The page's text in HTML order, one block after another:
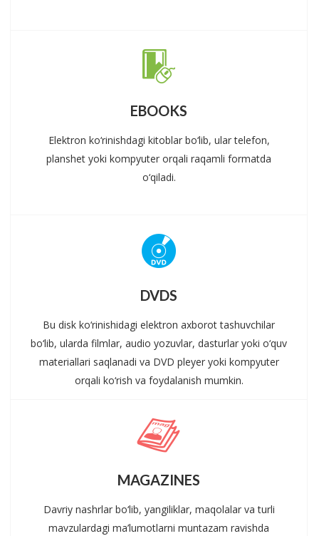
EBOOKS
Elektron ko‘rinishdagi kitoblar bo‘lib, ular telefon,
planshet yoki kompyuter orqali raqamli formatda
o‘qiladi.
DVDS
Bu disk ko‘rinishidagi elektron axborot tashuvchilar
bo‘lib, ularda filmlar, audio yozuvlar, dasturlar yoki o‘quv
materiallari saqlanadi va DVD pleyer yoki kompyuter
orqali ko‘rish va foydalanish mumkin.
MAGAZINES
Davriy nashrlar bo‘lib, yangiliklar, maqolalar va turli
mavzulardagi ma’lumotlarni muntazam ravishda